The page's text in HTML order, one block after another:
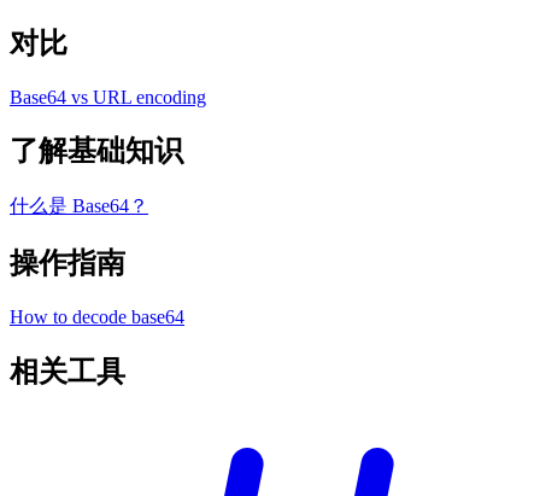
对比
Base64 vs URL encoding
了解基础知识
什么是 Base64？
操作指南
How to decode base64
相关工具